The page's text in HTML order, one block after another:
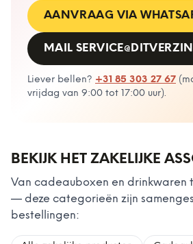
AANVRAAG VIA
MAIL
Liever bellen? +31 85 303 27 67 (
vrijdag van 9:00 tot 17:00 uur).
BEKIJK HET ZAKELIJKE
Van cadeauboxen en drinkwaren
— deze categorieën zijn
bestellingen: